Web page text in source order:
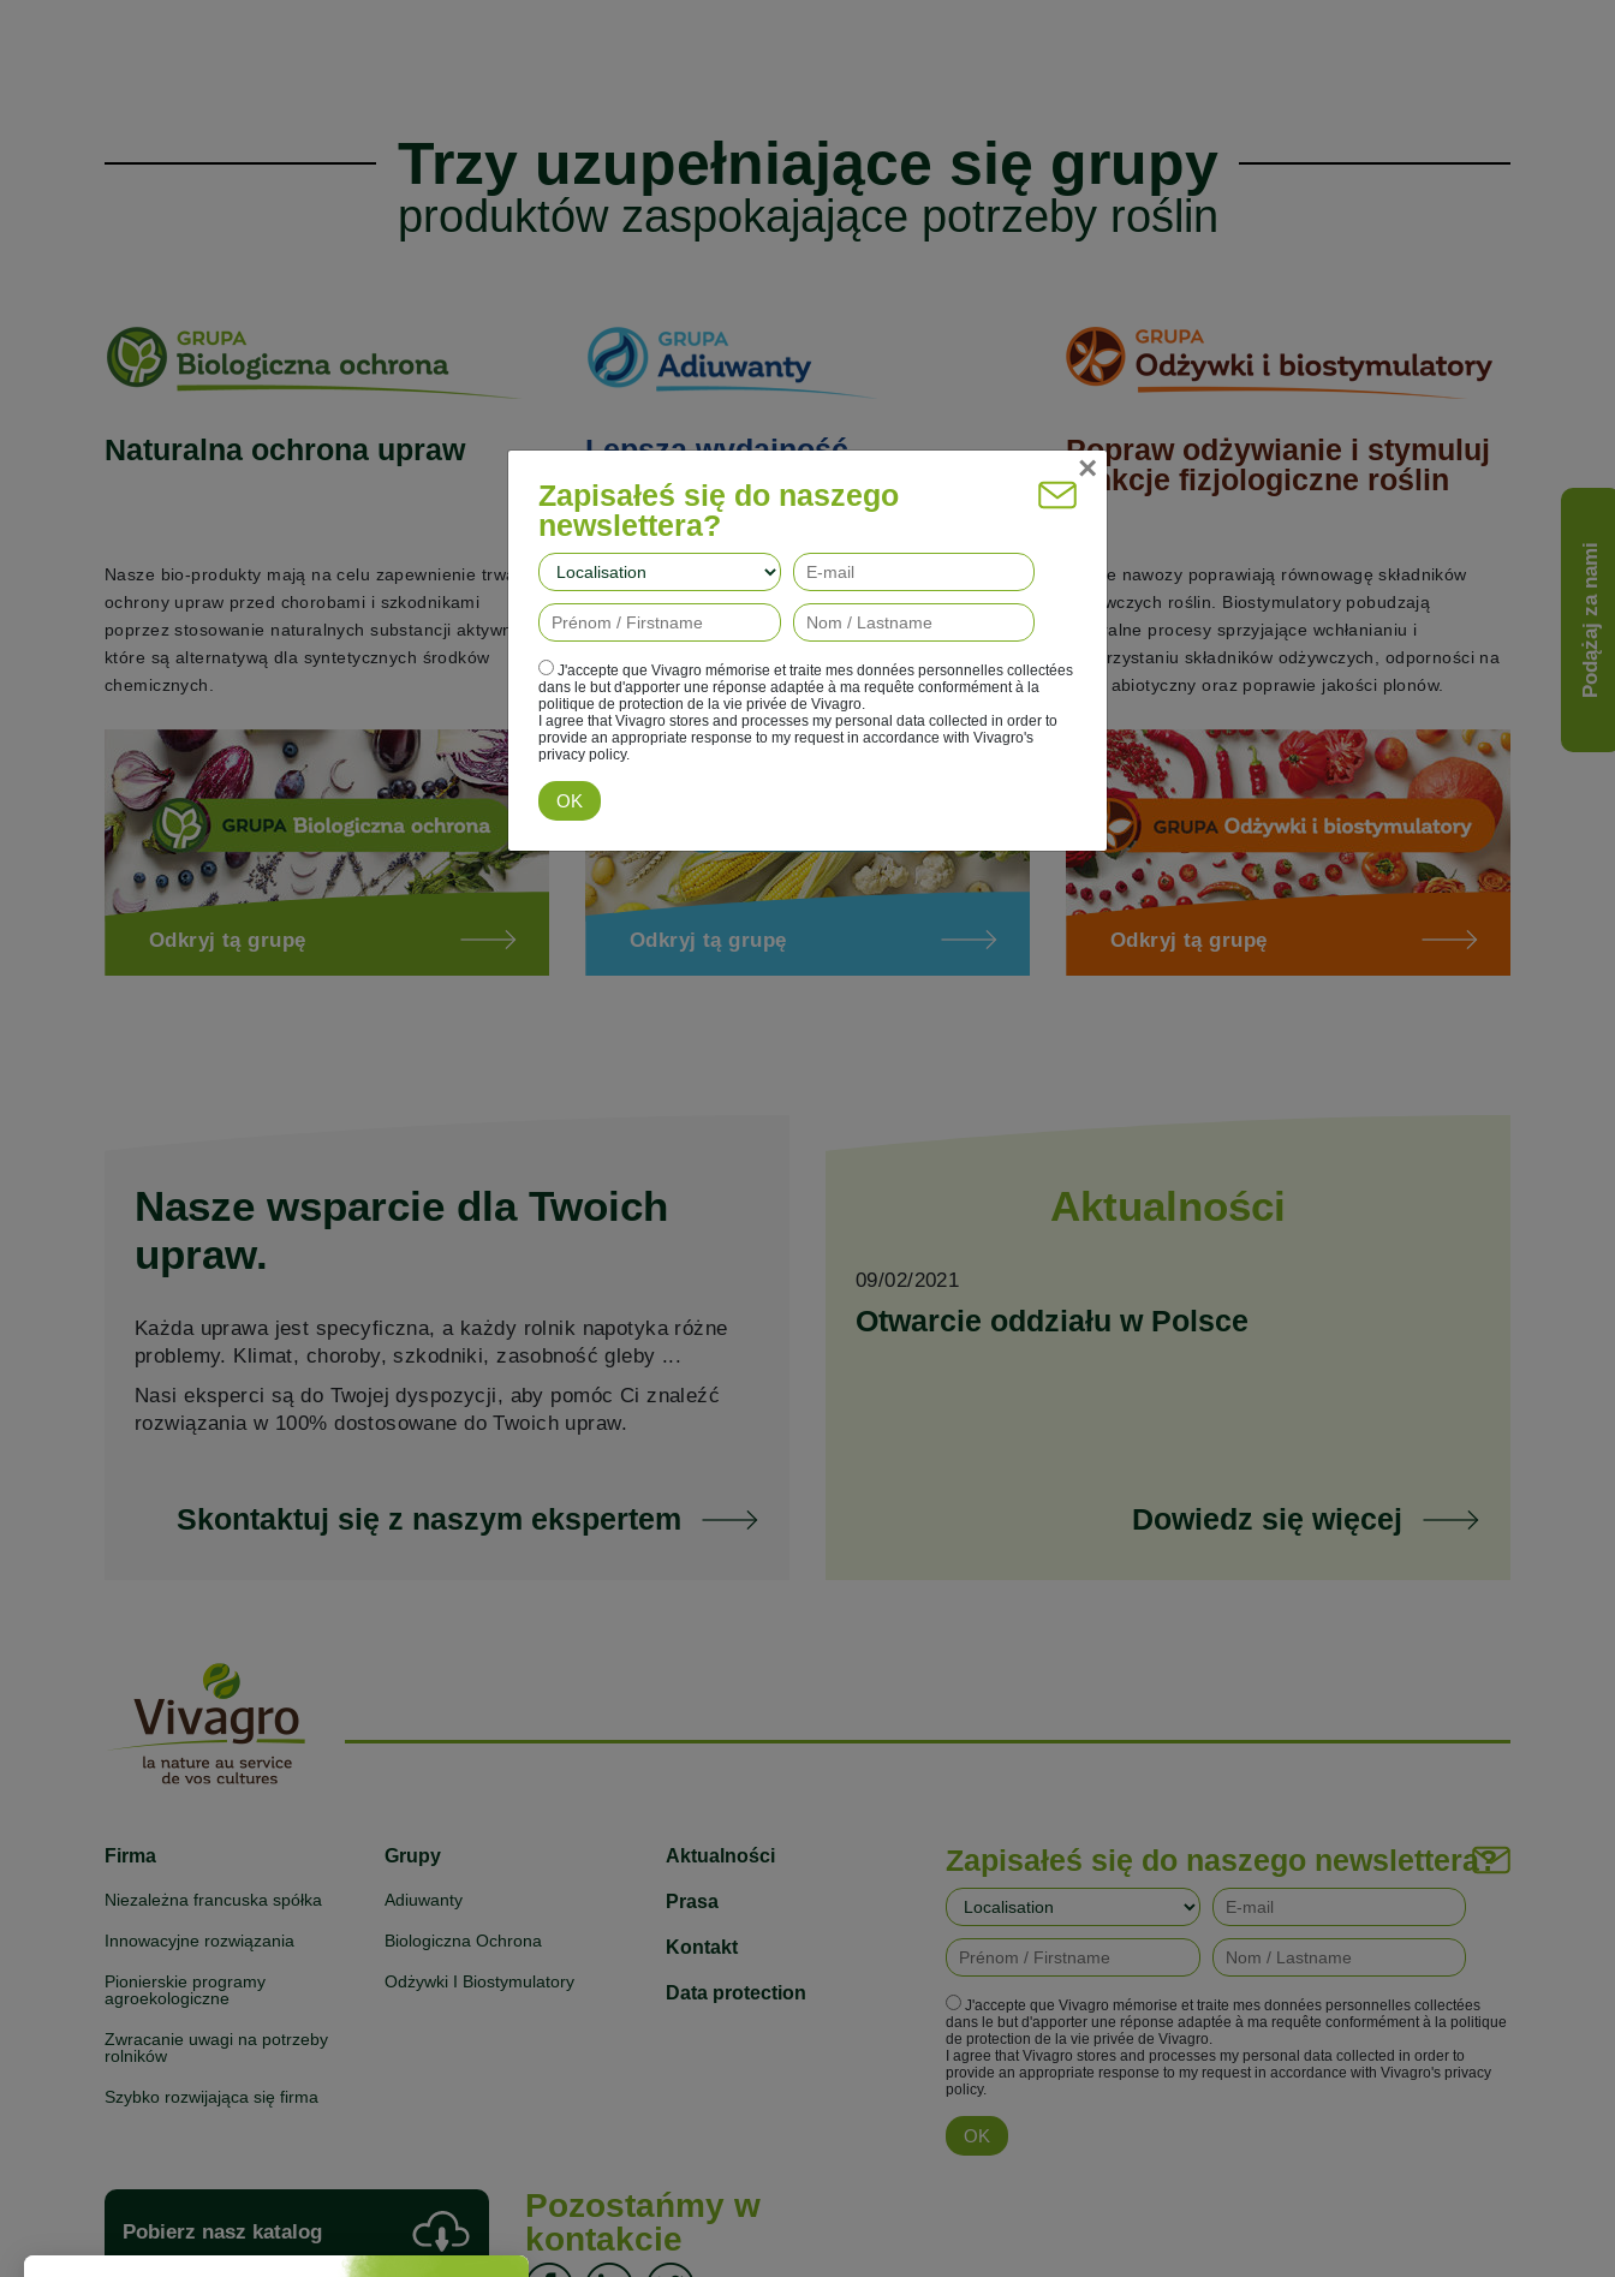
Trzy uzupełniające się grupy
produktów zaspokajające potrzeby roślin
Naturalna ochrona upraw
Nasze bio-produkty mają na celu zapewnienie trwałej
ochrony upraw przed chorobami i szkodnikami
poprzez stosowanie naturalnych substancji aktywnych,
które są alternatywą dla syntetycznych środków
chemicznych.
Odkryj tą grupę
Lepsza wydajność
Nasze adiuwanty poprawiają skuteczność działania
herbicydów, fungicydów, insektycydów i regulatorów
wzrostu, jednocześnie ograniczając ich wpływ na
Odkryj tą grupę
Popraw odżywianie i stymuluj
funkcje fizjologiczne roślin
Nasze nawozy poprawiają równowagę składników
odżywczych roślin. Biostymulatory pobudzają
naturalne procesy sprzyjające wchłanianiu i
wykorzystaniu składników odżywczych, odporności na
stres abiotyczny oraz poprawie jakości plonów.
Odkryj tą grupę
Nasze wsparcie dla Twoich
upraw.
Każda uprawa jest specyficzna, a każdy rolnik napotyka różne
problemy. Klimat, choroby, szkodniki, zasobność gleby ...
Nasi eksperci są do Twojej dyspozycji, aby pomóc Ci znaleźć
rozwiązania w 100% dostosowane do Twoich upraw.
Skontaktuj się z naszym ekspertem
Aktualności
09/02/2021
Otwarcie oddziału w Polsce
Dowiedz się więcej
Firma
Niezależna francuska spółka
Innowacyjne rozwiązania
Pionierskie programy
agroekologiczne
Zwracanie uwagi na potrzeby
rolników
Szybko rozwijająca się firma
Grupy
Adiuwanty
Biologiczna Ochrona
Odżywki I Biostymulatory
Aktualności
Prasa
Kontakt
Data protection
Pobierz nasz katalog
Pozostańmy w
kontakcie
Zapisałeś się do naszego newslettera?
J'accepte que Vivagro mémorise et traite mes données personnelles collectées
dans le but d'apporter une réponse adaptée à ma requête conformément à la politique
de protection de la vie privée de Vivagro.
I agree that Vivagro stores and processes my personal data collected in order to
provide an appropriate response to my request in accordance with Vivagro's privacy
policy.
Podążaj za nami
×
Zapisałeś się do naszego
newslettera?
J'accepte que Vivagro mémorise et traite mes données personnelles collectées
dans le but d'apporter une réponse adaptée à ma requête conformément à la
politique de protection de la vie privée de Vivagro.
I agree that Vivagro stores and processes my personal data collected in order to
provide an appropriate response to my request in accordance with Vivagro's
privacy policy.